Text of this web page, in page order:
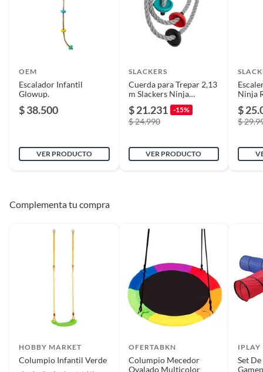
Número de personas
Peso del producto 1.1
Sí
Dimensiones 11X 200 CM
soportado
6 meses
OEM
Escalador Infantil
Glowup.
$ 38.500
VER PRODUCTO
SLACKERS
Cuerda para Trepar 2,13
m Slackers Ninja
Cimbing Rope 7 Feet
$ 21.231 -15%
$ 24.990
VER PRODUCTO
Ninja
$
$
Complementa tu compra
HOBBY MARKET
Columpio Infantil Verde
OFERTABKN
Columpio Mecedor
Ovalado Multicolor
IPLAY
Set